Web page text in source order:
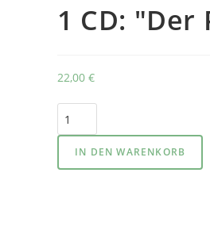
1 CD: "Der
22,00 €
IN DEN WARENKORB